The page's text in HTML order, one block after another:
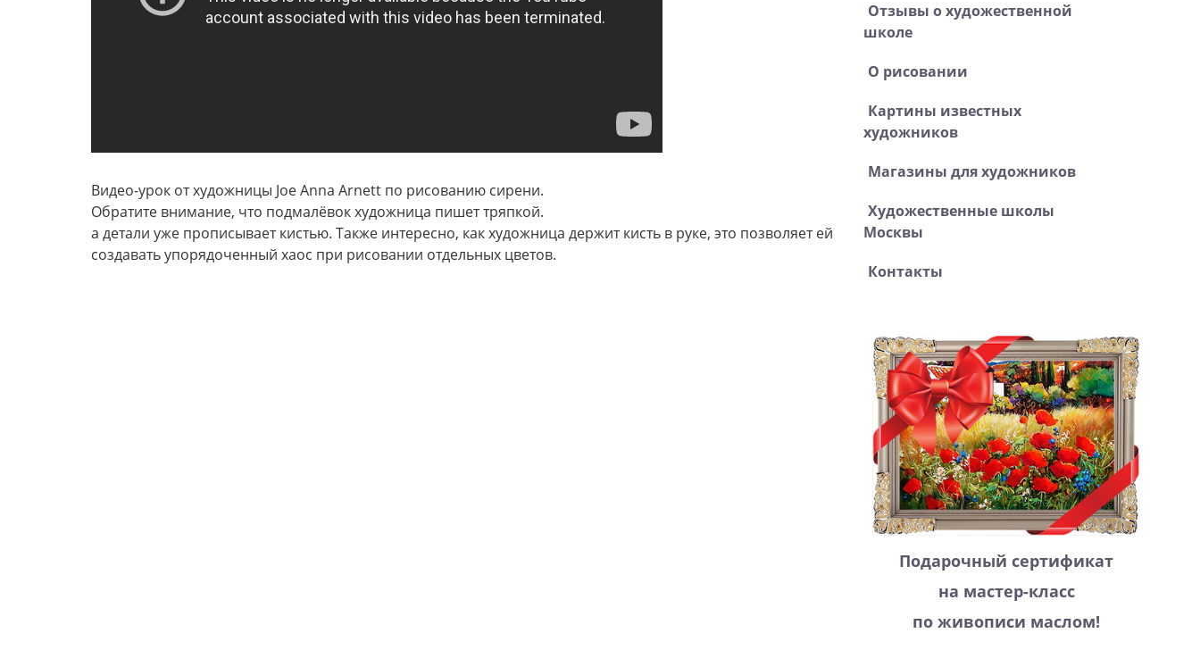
Видео-урок от художницы Joe Anna Arnett по рисованию сирени.
Обратите внимание, что подмалёвок художница пишет тряпкой.
а детали уже прописывает кистью. Также интересно, как художница держит кисть в руке, это позволяет ей
создавать упорядоченный хаос при рисовании отдельных цветов.
Отзывы о художественной
школе
О рисовании
Картины известных
художников
Магазины для художников
Художественные школы
Москвы
Контакты
Подарочный сертификат
на мастер-класс
по живописи маслом!